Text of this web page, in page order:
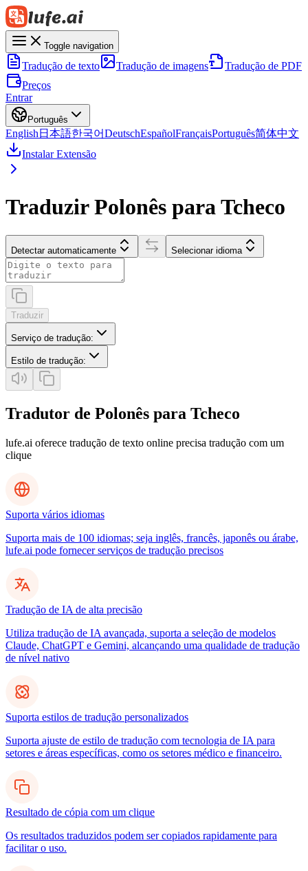
Toggle navigation
Tradução de texto Tradução de imagens
Tradução de PDF
Preços
Entrar
Português
English 日本語한국어DeutschEspañolFrançaisPortuguês简体中文
Instalar Extensão
Traduzir Polonês para Tcheco
Detectar automaticamente Selecionar idioma
Traduzir
Serviço de tradução:
Estilo de tradução:
Tradutor de Polonês para Tcheco
lufe.ai oferece tradução de texto online precisa tradução com um
clique
Suporta vários idiomas
Suporta mais de 100 idiomas; seja inglês, francês, japonês ou árabe,
lufe.ai pode fornecer serviços de tradução precisos
Tradução de IA de alta precisão
Utiliza tradução de IA avançada, suporta a seleção de modelos
Claude, ChatGPT e Gemini, alcançando uma qualidade de tradução
de nível nativo
Suporta estilos de tradução personalizados
Suporta ajuste de estilo de tradução com tecnologia de IA para
setores e áreas específicas, como os setores médico e financeiro.
Resultado de cópia com um clique
Os resultados traduzidos podem ser copiados rapidamente para
facilitar o uso.